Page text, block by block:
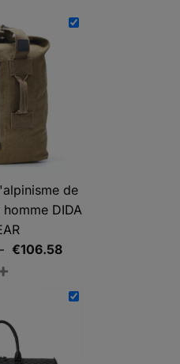
de
DIDA
€106.58Plage
prix :